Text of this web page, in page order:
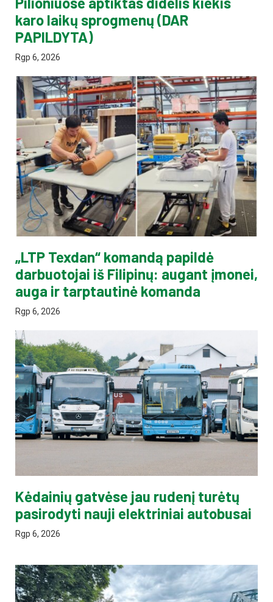
karo laikų sprogmenų (DAR
PAPILDYTA)
Rgp 6, 2026
„LTP Texdan“ komandą papildė
darbuotojai iš Filipinų: augant įmonei,
auga ir tarptautinė komanda
Rgp 6, 2026
Kėdainių gatvėse jau rudenį turėtų
pasirodyti nauji elektriniai autobusai
Rgp 6, 2026